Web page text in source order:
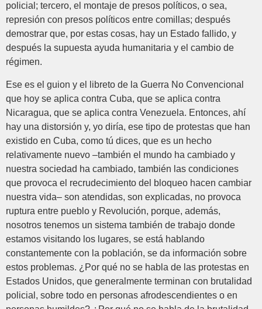
policial; tercero, el montaje de presos políticos, o sea,
represión con presos políticos entre comillas; después
demostrar que, por estas cosas, hay un Estado fallido, y
después la supuesta ayuda humanitaria y el cambio de
régimen.
Ese es el guion y el libreto de la Guerra No Convencional
que hoy se aplica contra Cuba, que se aplica contra
Nicaragua, que se aplica contra Venezuela. Entonces, ahí
hay una distorsión y, yo diría, ese tipo de protestas que han
existido en Cuba, como tú dices, que es un hecho
relativamente nuevo –también el mundo ha cambiado y
nuestra sociedad ha cambiado, también las condiciones
que provoca el recrudecimiento del bloqueo hacen cambiar
nuestra vida– son atendidas, son explicadas, no provoca
ruptura entre pueblo y Revolución, porque, además,
nosotros tenemos un sistema también de trabajo donde
estamos visitando los lugares, se está hablando
constantemente con la población, se da información sobre
estos problemas. ¿Por qué no se habla de las protestas en
Estados Unidos, que generalmente terminan con brutalidad
policial, sobre todo en personas afrodescendientes o en